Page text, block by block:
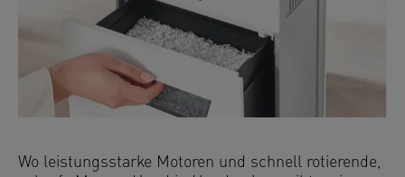
Wo leistungsstarke Motoren und schnell rotierende,